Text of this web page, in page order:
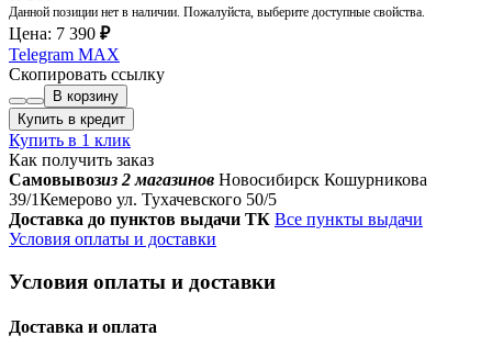
Данной позиции нет в наличии. Пожалуйста, выберите доступные свойства.
Цена: 7 390 ₽
Telegram MAX
Скопировать ссылку
В корзину
Купить в кредит
Купить в 1 клик
Как получить заказ
Самовывозиз 2 магазинов Новосибирск Кошурникова
39/1Кемерово ул. Тухачевского 50/5
Доставка до пунктов выдачи ТК Все пункты выдачи
Условия оплаты и доставки
Условия оплаты и доставки
Доставка и оплата